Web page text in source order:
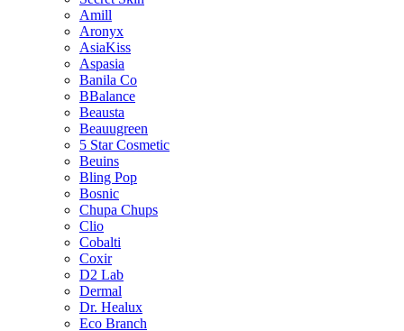
Amill
Aronyx
AsiaKiss
Aspasia
Banila Co
BBalance
Beausta
Beauugreen
5 Star Cosmetic
Beuins
Bling Pop
Bosnic
Chupa Chups
Clio
Cobalti
Coxir
D2 Lab
Dermal
Dr. Healux
Eco Branch